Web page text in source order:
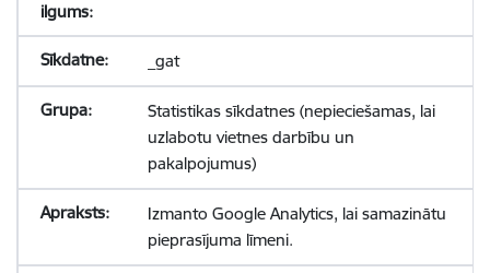
_gat
Statistikas sīkdatnes (nepieciešamas, lai
uzlabotu vietnes darbību un
pakalpojumus)
Izmanto Google Analytics, lai samazinātu
pieprasījuma līmeni.